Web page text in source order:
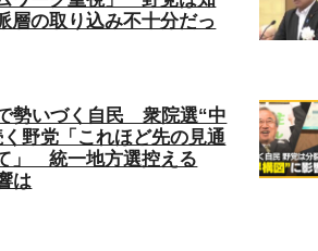
層の取り込み不十分だっ
勢いづく自民 衆院選“中
野党「これほど先の見通
」 統一地方選控える
は